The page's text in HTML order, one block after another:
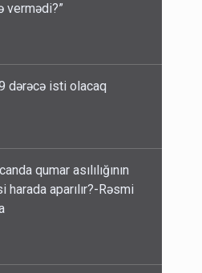
vermədi?”
dərəcə isti olacaq
qumar asılılığının
harada aparılır?-Rəsmi